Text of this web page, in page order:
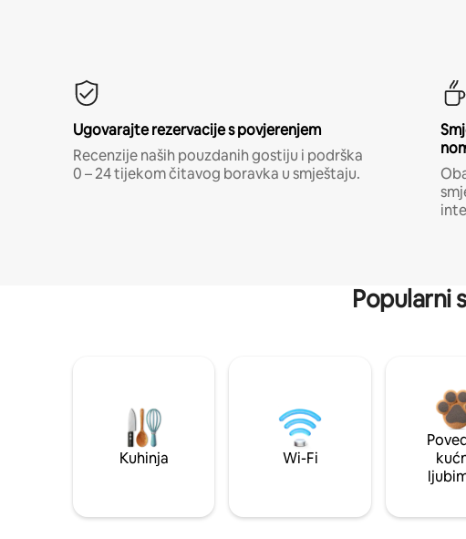
Ugovarajte rezervacije s povjerenjem
Recenzije naših pouzdanih gostiju i podrška
0 – 24 tijekom čitavog boravka u smještaju.
Popularni
Kuhinja Wi-Fi